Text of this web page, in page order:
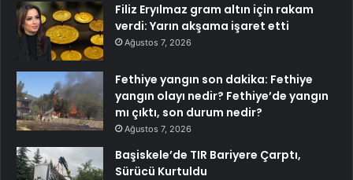
Filiz Eryılmaz gram altın için rakam
verdi: Yarın akşama işaret etti
Ağustos 7, 2026
Fethiye yangın son dakika: Fethiye
yangın olayı nedir? Fethiye’de yangın
mı çıktı, son durum nedir?
Ağustos 7, 2026
Başiskele’de TIR Bariyere Çarptı,
Sürücü Kurtuldu